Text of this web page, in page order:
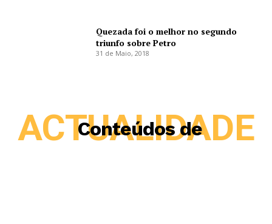
Quezada foi o melhor no segundo
triunfo sobre Petro
31 de Maio, 2018
Conteúdos de
ACTUALIDADE